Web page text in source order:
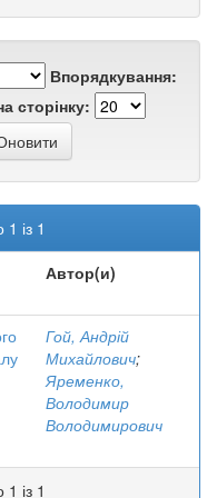
Впорядкування:
сторінку:
із 1
Автор(и)
Гой, Андрій
Михайлович;
Яременко,
Володимир
Володимирович
із 1